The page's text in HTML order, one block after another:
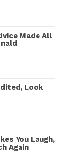
Made All
Look
You Laugh,
Again